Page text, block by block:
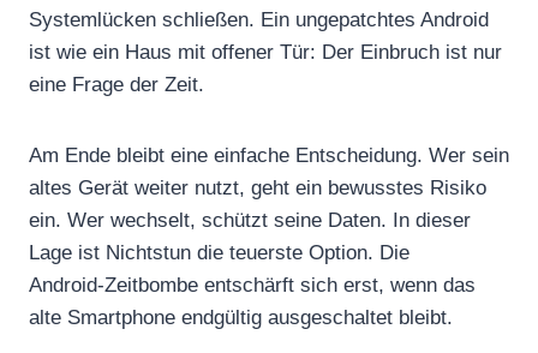
Systemlücken schließen. Ein ungepatchtes Android
ist wie ein Haus mit offener Tür: Der Einbruch ist nur
eine Frage der Zeit.
Am Ende bleibt eine einfache Entscheidung. Wer sein
altes Gerät weiter nutzt, geht ein bewusstes Risiko
ein. Wer wechselt, schützt seine Daten. In dieser
Lage ist Nichtstun die teuerste Option. Die
Android‑Zeitbombe entschärft sich erst, wenn das
alte Smartphone endgültig ausgeschaltet bleibt.